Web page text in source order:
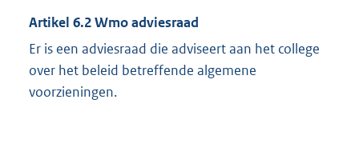
Artikel 6.2 Wmo adviesraad
Er is een adviesraad die adviseert aan het college
over het beleid betreffende algemene
voorzieningen.